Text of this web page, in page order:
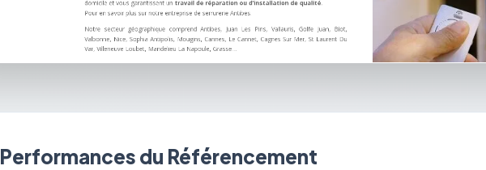
Performances du Référencement